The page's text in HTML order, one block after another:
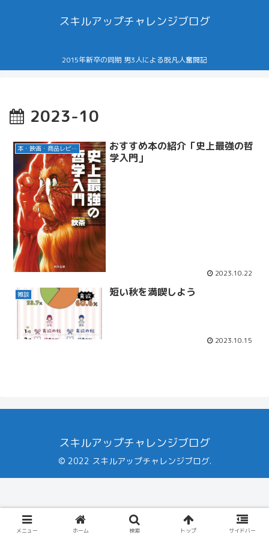
スキルアップチャレンジブログ
2015年新卒の同期 男3人による脱凡人奮闘記
2023-10
本・映画・商品レビュー
おすすめ本の紹介「史上最強の哲
学入門」
2023.10.22
雑談 短い秋を満喫しよう
2023.10.15
スキルアップチャレンジブログ
© 2022 スキルアップチャレンジブログ.
メニュー ホーム 検索 トップ サイドバー